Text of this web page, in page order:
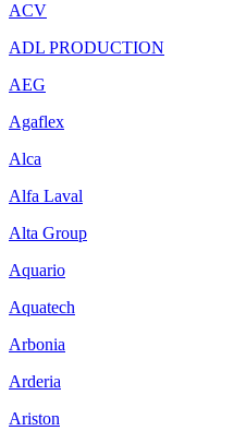
ACV
ADL PRODUCTION
AEG
Agaflex
Alca
Alfa Laval
Alta Group
Aquario
Aquatech
Arbonia
Arderia
Ariston